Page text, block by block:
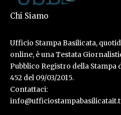
Chi Siamo
Ufficio Stampa Basilicata,
online, è una Testata
Pubblico Registro della Stampa
452 del 09/03/2015.
Contattaci: